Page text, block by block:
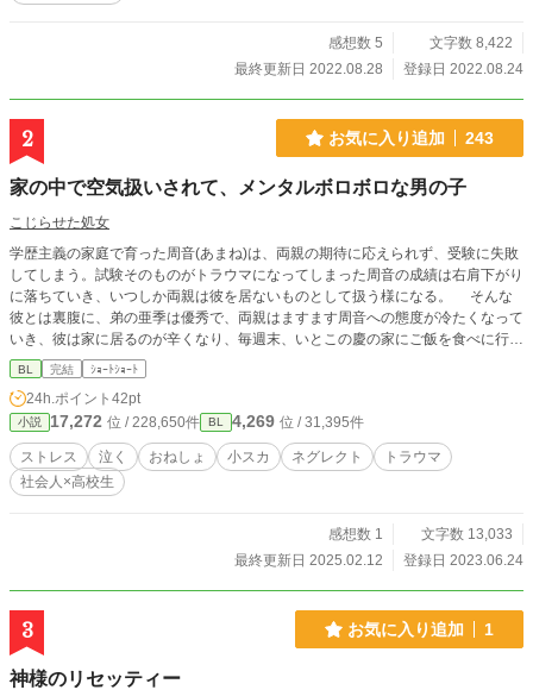
感想数 5
文字数 8,422
最終更新日 2022.08.28
登録日 2022.08.24
2 お気に入り追加 243
家の中で空気扱いされて、メンタルボロボロな男の子
こじらせた処女
学歴主義の家庭で育った周音(あまね)は、両親の期待に応えられず、受験に失敗
してしまう。試験そのものがトラウマになってしまった周音の成績は右肩下がり
に落ちていき、いつしか両親は彼を居ないものとして扱う様になる。 そんな
彼とは裏腹に、弟の亜季は優秀で、両親はますます周音への態度が冷たくなって
いき、彼は家に居るのが辛くなり、毎週末、いとこの慶の家にご飯を食べに行く
様になる。 慶の家に行くことがストレスの捌け口になっていた周音である
が、どんどん精神的に参ってしまい、夜尿をしてしまうほどに追い詰められてし
まう。ストレス発散のために慶の財布からお金を盗むようになるが、それもバレ
てしまい…？
BL 完結 ｼｮｰﾄｼｮｰﾄ
24h.ポイント 42pt
小説 17,272 位 / 228,650件 BL 4,269 位 / 31,395件
ストレス 泣く おねしょ 小スカ ネグレクト
トラウマ
社会人×高校生
感想数 1
文字数 13,033
最終更新日 2025.02.12
登録日 2023.06.24
3 お気に入り追加 1
神様のリセッティー